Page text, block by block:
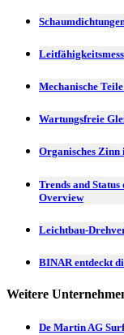
Mechanische
Wartungsfreie
Organisches
Trends and
Overview
Leichtbau-
BINAR entdeckt
Weitere
De Martin AG